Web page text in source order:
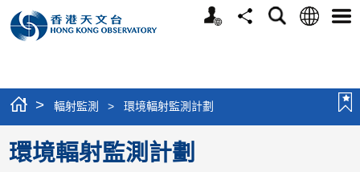
個
分
搜
語
選
> 輻射監測 > 環境輻射監測計劃
環境輻射監測計劃